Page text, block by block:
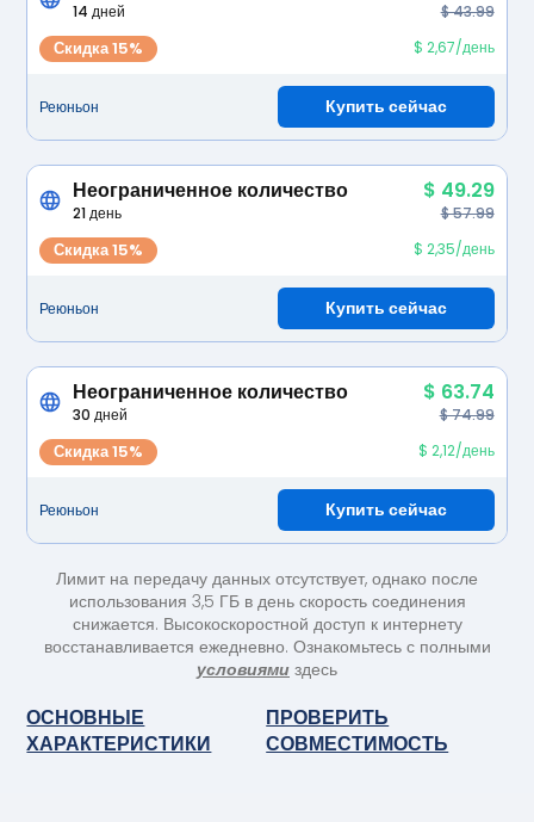
14 дней $ 43.99
Скидка 15% $ 2,67/день
Реюньон Купить сейчас
Неограниченное количество $ 49.29
21 день $ 57.99
Скидка 15% $ 2,35/день
Реюньон Купить сейчас
Неограниченное количество $ 63.74
30 дней $ 74.99
Скидка 15% $ 2,12/день
Реюньон Купить сейчас
Лимит на передачу данных отсутствует, однако после
использования 3,5 ГБ в день скорость соединения
снижается. Высокоскоростной доступ к интернету
восстанавливается ежедневно. Ознакомьтесь с полными
условиями здесь
ОСНОВНЫЕ
ХАРАКТЕРИСТИКИ
ПРОВЕРИТЬ
СОВМЕСТИМОСТЬ